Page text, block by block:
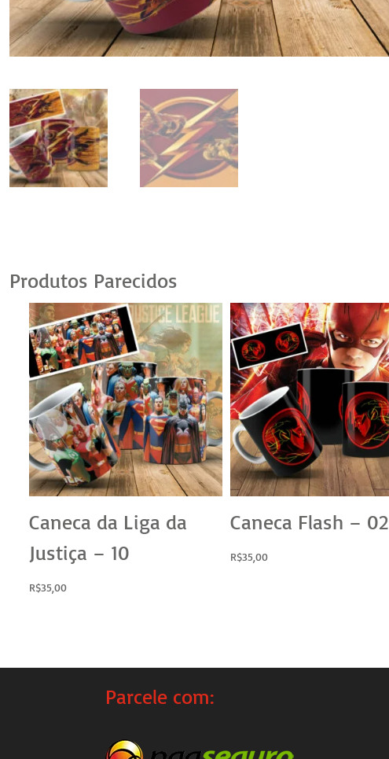
Produtos Parecidos
Caneca da Liga da
Justiça – 10
R$35,00
Caneca Flash – 02
R$35,00
Parcele com: